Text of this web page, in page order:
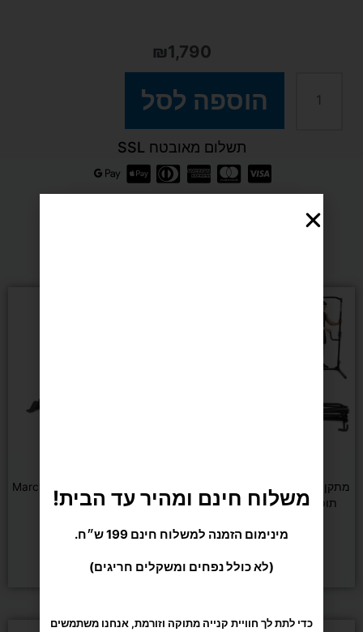
₪1,790
סטנד
+
משקולות
50
YORK
הוספה לסל
תשלום מאובטח SSL
מתקן מתח מקבילים מתקפל ולא
תופס מקום בבית DENVER
₪ 1,290
₪990
הוספה לסל
₪ 1,190
הוספה לסל
משלוח חינם ומהיר עד הבית!
מינימום הזמנה למשלוח חינם 199 ש״ח.
(לא כולל נפחים ומשקלים חריגים)
כדי לתת לך חוויית קנייה מתוקה וזורמת, אנחנו משתמשים